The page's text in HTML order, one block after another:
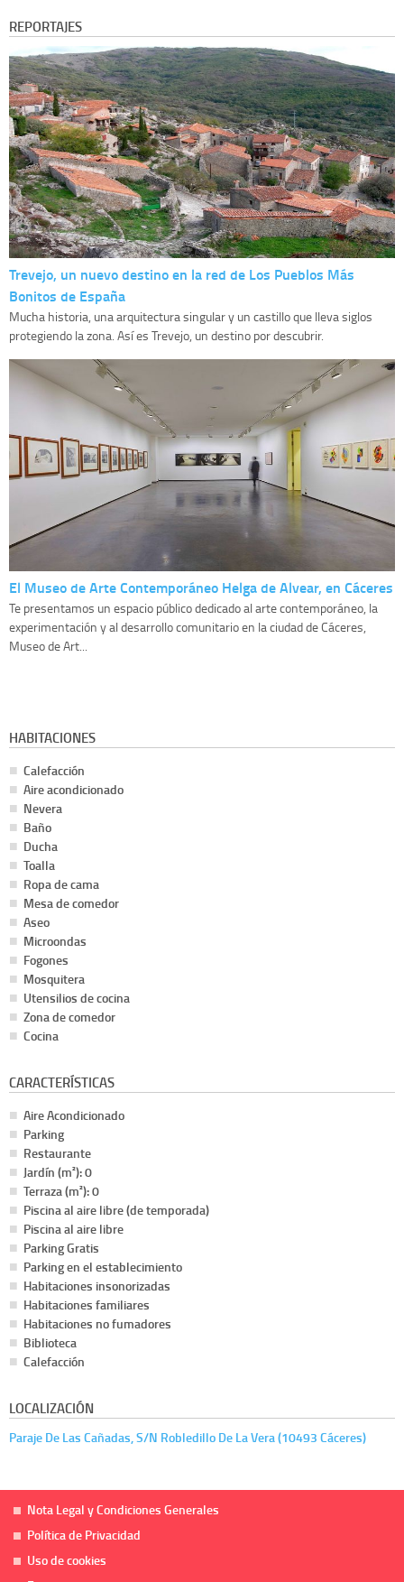
REPORTAJES
Trevejo, un nuevo destino en la red de Los Pueblos Más
Bonitos de España
Mucha historia, una arquitectura singular y un castillo que lleva siglos
protegiendo la zona. Así es Trevejo, un destino por descubrir.
El Museo de Arte Contemporáneo Helga de Alvear, en Cáceres
Te presentamos un espacio público dedicado al arte contemporáneo, la
experimentación y al desarrollo comunitario en la ciudad de Cáceres,
Museo de Art...
HABITACIONES
Calefacción
Aire acondicionado
Nevera
Baño
Ducha
Toalla
Ropa de cama
Mesa de comedor
Aseo
Microondas
Fogones
Mosquitera
Utensilios de cocina
Zona de comedor
Cocina
CARACTERÍSTICAS
Aire Acondicionado
Parking
Restaurante
Jardín (m²): 0
Terraza (m²): 0
Piscina al aire libre (de temporada)
Piscina al aire libre
Parking Gratis
Parking en el establecimiento
Habitaciones insonorizadas
Habitaciones familiares
Habitaciones no fumadores
Biblioteca
Calefacción
LOCALIZACIÓN
Paraje De Las Cañadas, S/N Robledillo De La Vera (10493 Cáceres)
Nota Legal y Condiciones Generales
Política de Privacidad
Uso de cookies